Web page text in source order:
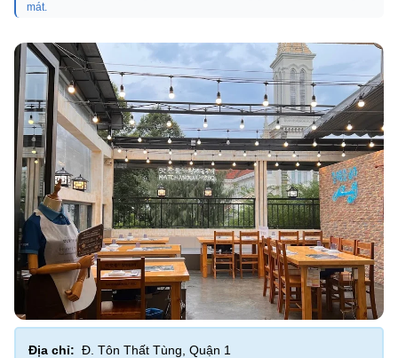
mát.
Địa chỉ: Đ. Tôn Thất Tùng, Quận 1